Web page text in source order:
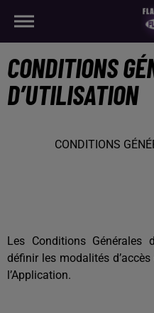
CONDITIONS
D’UTILISATION
CONDITIONS
Les Conditions Générales
définir les modalités
l’Application.